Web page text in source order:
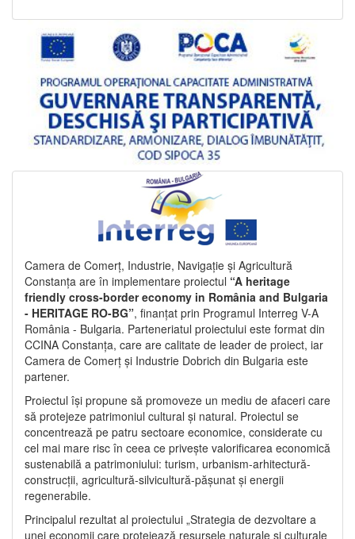
Camera de Comerț, Industrie, Navigație și Agricultură
Constanța are în implementare proiectul “A heritage
friendly cross-border economy in România and Bulgaria
- HERITAGE RO-BG”, finanțat prin Programul Interreg V-A
România - Bulgaria. Parteneriatul proiectului este format din
CCINA Constanța, care are calitate de leader de proiect, iar
Camera de Comerț și Industrie Dobrich din Bulgaria este
partener.
Proiectul își propune să promoveze un mediu de afaceri care
să protejeze patrimoniul cultural și natural. Proiectul se
concentrează pe patru sectoare economice, considerate cu
cel mai mare risc în ceea ce privește valorificarea economică
sustenabilă a patrimoniului: turism, urbanism-arhitectură-
construcții, agricultură-silvicultură-pășunat și energii
regenerabile.
Principalul rezultat al proiectului „Strategia de dezvoltare a
unei economii care protejează resursele naturale și culturale